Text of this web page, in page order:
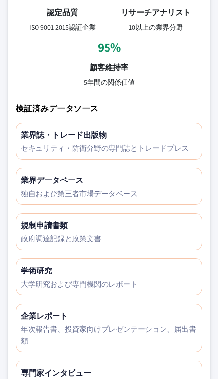
認定品質
ISO 9001-2015認証企業
リサーチアナリスト
10以上の業界分野
95%
顧客維持率
5年間の関係価値
検証済みデータソース
業界誌・トレード出版物
セキュリティ・防衛分野の専門誌とトレードプレス
業界データベース
独自および第三者市場データベース
規制申請書類
政府調達記録と政策文書
学術研究
大学研究および専門機関のレポート
企業レポート
年次報告書、投資家向けプレゼンテーション、届出書
類
専門家インタビュー